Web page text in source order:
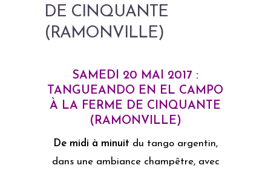
DE CINQUANTE
(RAMONVILLE)
SAMEDI 20 MAI 2017 :
TANGUEANDO EN EL CAMPO
À LA FERME DE CINQUANTE
(RAMONVILLE)
De midi à minuit du tango argentin,
dans une ambiance champêtre, avec